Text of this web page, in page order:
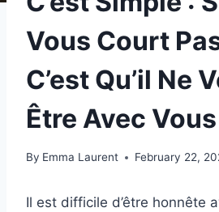
Vous Court
C’est Qu’il Ne
Être Avec Vous
By Emma Laurent February 22,
Il est difficile d’être honnête